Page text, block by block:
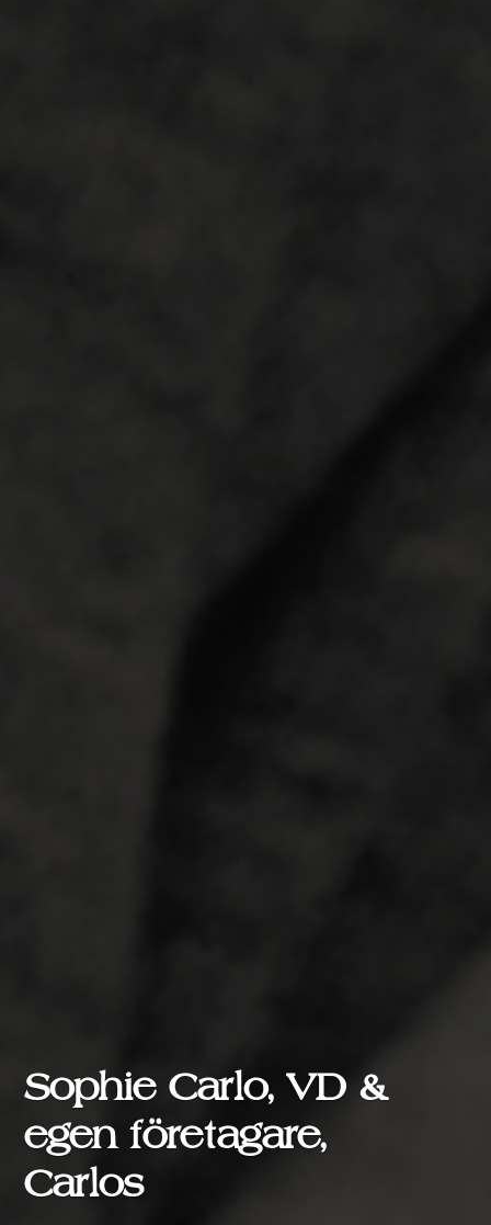
Sophie Carlo, VD &
egen företagare,
Carlos